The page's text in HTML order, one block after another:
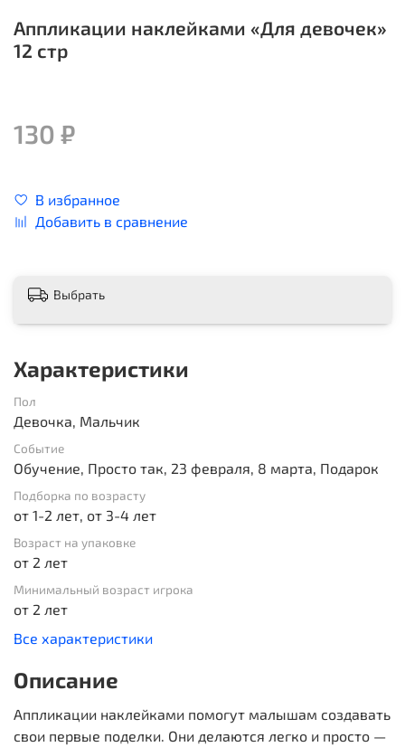
Аппликации наклейками «Для девочек»
12 стр
130 ₽
В избранное
Добавить в сравнение
Выбрать
Характеристики
Пол
Девочка, Мальчик
Событие
Обучение, Просто так, 23 февраля, 8 марта, Подарок
Подборка по возрасту
от 1-2 лет, от 3-4 лет
Возраст на упаковке
от 2 лет
Минимальный возраст игрока
от 2 лет
Все характеристики
Описание
Аппликации наклейками помогут малышам создавать
свои первые поделки. Они делаются легко и просто —